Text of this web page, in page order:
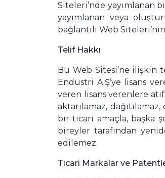
Siteleri’nde yayımlanan
yayımlanan veya
bağlantılı Web
Telif Hakkı
Bu Web Sitesi’ne ilişkin
Endüstri A.Ş’ye lisans
veren lisans verenlere
aktarılamaz,
bir ticari amaçla, başka
bireyler tarafından
edilemez.
Ticari Markalar ve